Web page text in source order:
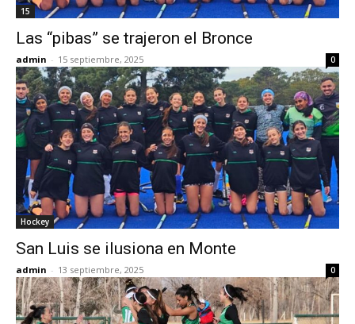
15
Las “pibas” se trajeron el Bronce
admin - 15 septiembre, 2025 0
Hockey
San Luis se ilusiona en Monte
admin - 13 septiembre, 2025 0